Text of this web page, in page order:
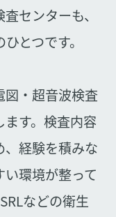
センターも、
とつです。
・超音波検査
す。検査内容
、経験を積みな
環境が整って
などの衛生